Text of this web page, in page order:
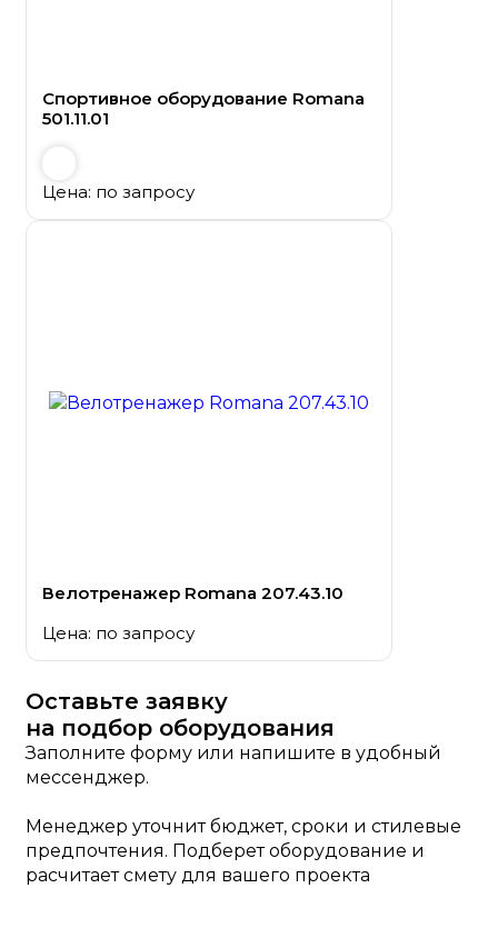
Спортивное оборудование Romana
501.11.01
Цена: по запросу
Велотренажер Romana 207.43.10
Цена: по запросу
Оставьте заявку
на подбор оборудования
Заполните форму или напишите в удобный
мессенджер.
Менеджер уточнит бюджет, сроки и стилевые
предпочтения. Подберет оборудование и
расчитает смету для вашего проекта